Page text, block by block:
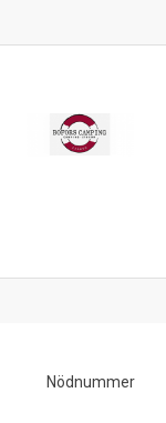
Nödnummer